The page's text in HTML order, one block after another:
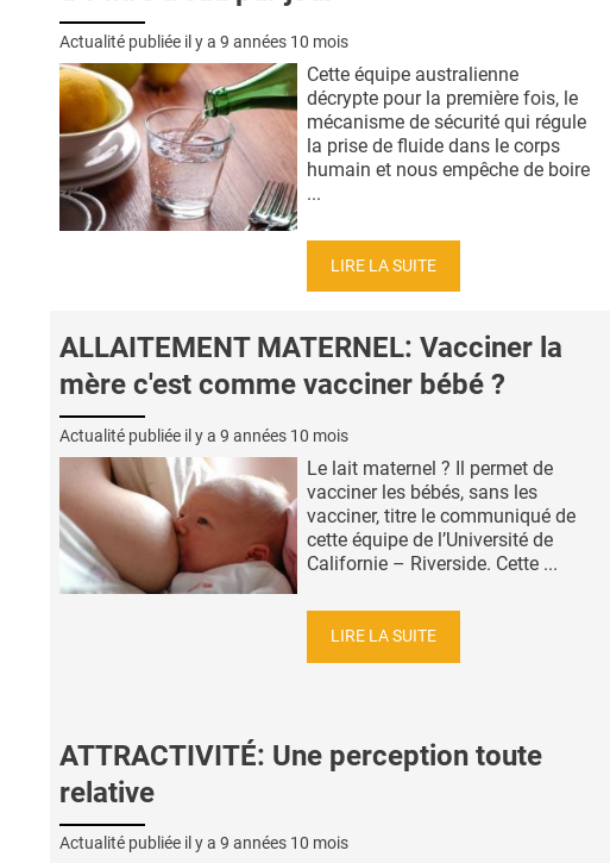
Actualité publiée il y a 9 années 10 mois
Cette équipe australienne
décrypte pour la première fois, le
mécanisme de sécurité qui régule
la prise de fluide dans le corps
humain et nous empêche de boire
...
LIRE LA SUITE
ALLAITEMENT MATERNEL: Vacciner la
mère c'est comme vacciner bébé ?
Actualité publiée il y a 9 années 10 mois
Le lait maternel ? Il permet de
vacciner les bébés, sans les
vacciner, titre le communiqué de
cette équipe de l’Université de
Californie – Riverside. Cette ...
LIRE LA SUITE
ATTRACTIVITÉ: Une perception toute
relative
Actualité publiée il y a 9 années 10 mois